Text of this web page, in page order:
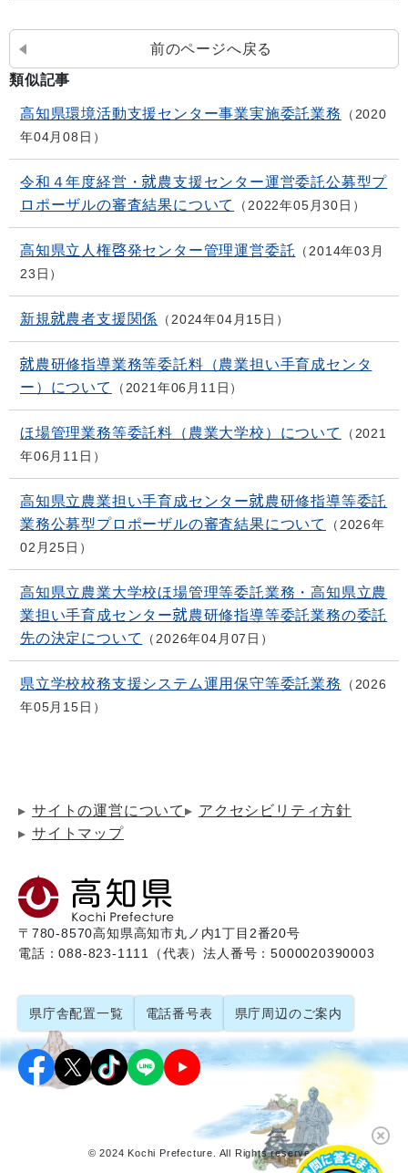
前のページへ戻る
類似記事
高知県環境活動支援センター事業実施委託業務
2020
年04月08日
令和４年度経営・就農支援センター運営委託公募型プ
ロポーザルの審査結果について
2022年05月30日
高知県立人権啓発センター管理運営委託
2014年03月
23日
新規就農者支援関係 2024年04月15日
就農研修指導業務等委託料（農業担い手育成センタ
ー）について
2021年06月11日
ほ場管理業務等委託料（農業大学校）について
2021
年06月11日
高知県立農業担い手育成センター就農研修指導等委託
業務公募型プロポーザルの審査結果について
2026年
02月25日
高知県立農業大学校ほ場管理等委託業務・高知県立農
業担い手育成センター就農研修指導等委託業務の委託
先の決定について
2026年04月07日
県立学校校務支援システム運用保守等委託業務
2026
年05月15日
サイトの運営について
アクセシビリティ方針
サイトマップ
〒780-8570高知県高知市丸ノ内1丁目2番20号
電話：088-823-1111（代表）法人番号：5000020390003
県庁舎配置一覧 電話番号表 県庁周辺のご案内
© 2024 Kochi Prefecture. All Rights reserved.